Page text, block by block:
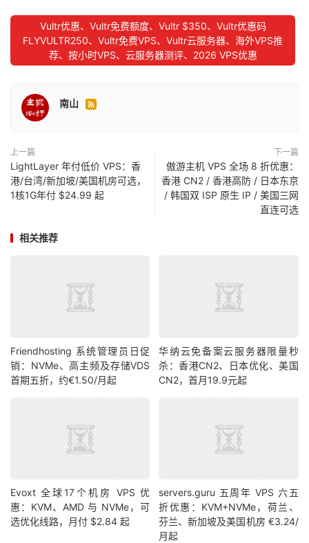
Vultr优惠、Vultr免费额度、Vultr $350、Vultr优惠码
FLYVULTR250、Vultr免费VPS、Vultr云服务器、海外VPS推
荐、按小时VPS、云服务器测评、2026 VPS优惠
南山 
上一篇
LightLayer 年付低价 VPS：香
港/台湾/新加坡/美国机房可选，
1核1G年付 $24.99 起
下一篇
傲游主机 VPS 全场 8 折优惠：
香港 CN2 / 香港高防 / 日本东京
/ 韩国双 ISP 原生 IP / 美国三网
直连可选
相关推荐
Friendhosting 系统管理员日促
销：NVMe、高主频及存储VDS
首期五折，约€1.50/月起
华纳云免备案云服务器限量秒
杀：香港CN2、日本优化、美国
CN2，首月19.9元起
Evoxt 全球17个机房 VPS 优
惠：KVM、AMD 与 NVMe，可
选优化线路，月付 $2.84 起
servers.guru 五周年 VPS 六五
折优惠：KVM+NVMe，荷兰、
芬兰、新加坡及美国机房 €3.24/
月起